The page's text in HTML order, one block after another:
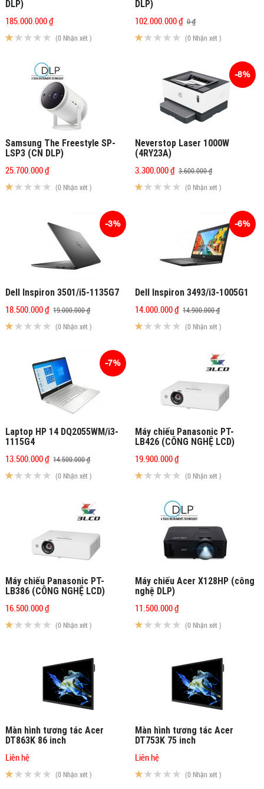
DLP)
185.000.000 ₫
(0 Nhận xét )
DLP)
102.000.000 ₫ 0 ₫
(0 Nhận xét )
Samsung The Freestyle SP-
LSP3 (CN DLP)
25.700.000 ₫
(0 Nhận xét )
Neverstop Laser 1000W
(4RY23A)
3.300.000 ₫ 3.600.000 ₫
(0 Nhận xét )
-8%
Dell Inspiron 3501/i5-1135G7
18.500.000 ₫ 19.000.000 ₫
(0 Nhận xét )
-3%
Dell Inspiron 3493/i3-1005G1
14.000.000 ₫ 14.900.000 ₫
(0 Nhận xét )
-6%
Laptop HP 14 DQ2055WM/i3-
1115G4
13.500.000 ₫ 14.500.000 ₫
(0 Nhận xét )
-7%
Máy chiếu Panasonic PT-
LB426 (CÔNG NGHỆ LCD)
19.900.000 ₫
(0 Nhận xét )
Máy chiếu Panasonic PT-
LB386 (CÔNG NGHỆ LCD)
16.500.000 ₫
(0 Nhận xét )
Máy chiếu Acer X128HP (công
nghệ DLP)
11.500.000 ₫
(0 Nhận xét )
Màn hình tương tác Acer
DT863K 86 inch
Liên hệ
(0 Nhận xét )
Màn hình tương tác Acer
DT753K 75 inch
Liên hệ
(0 Nhận xét )